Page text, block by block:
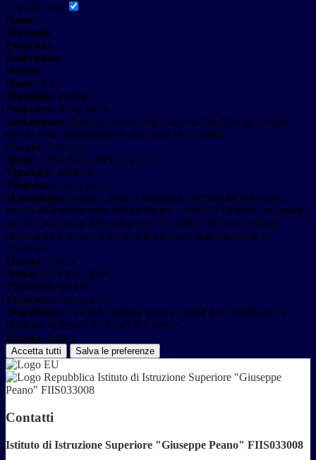
youtube.com
Nome
Tipologia
Proprieta
Descrizione
Durata
Nome: YSC
Tipologia: analitico
Proprieta: Terza-parte
Descrizione: Questo cookie è impostato da YouTube per tenere
traccia delle visualizzazioni dei video incorporati.
Durata: Sessione
Nome: VISITOR_INFO1_LIVE
Tipologia: analitico
Proprieta: Terza-parte
Descrizione: Questo cookie è impostato da Youtube per tenere
traccia delle preferenze dell'utente per i video di Youtube incorporati
nei siti; può anche determinare se il visitatore del sito web sta
utilizzando la nuova o la vecchia versione dell'interfaccia di
Youtube.
Durata: 6 mesi
Nome: DEVICE_INFO
Tipologia: analitico
Proprieta: Terza-parte
Descrizione: YouTube utilizza questo cookie per identificare la
tipologia di device utilizzata dall'utente
Durata: 6 mesi
Accetta tutti Salva le preferenze
Istituto di Istruzione Superiore "Giuseppe
Peano" FIIS033008
Contatti
Istituto di Istruzione Superiore "Giuseppe Peano" FIIS033008